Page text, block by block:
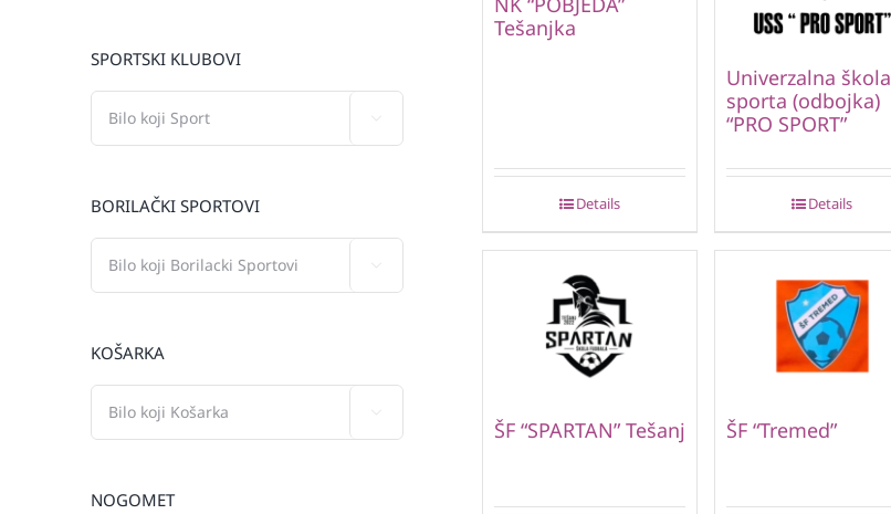
Tešanjka
Details
Univerzalna škola
sporta (odbojka)
“PRO SPORT”
Details
ŠF “SPARTAN” Tešanj ŠF “Tremed”
SPORTSKI KLUBOVI
BORILAČKI SPORTOVI
KOŠARKA
NOGOMET